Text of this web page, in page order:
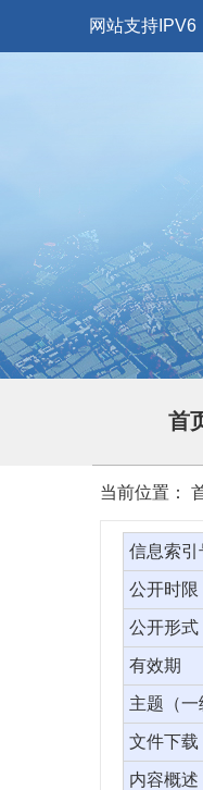
网站支持IPV6
首
当前位置：
信息索引
公开时限
公开形式
有效期
主题（一
文件下载
内容概述